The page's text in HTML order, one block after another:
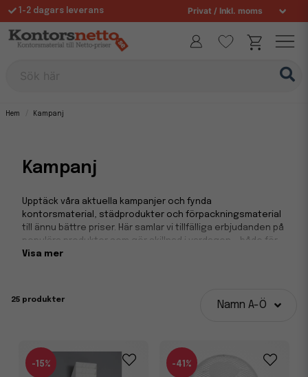
1-2 dagars leverans
Fri frakt över 995 kr
Hem Kampanj
Kampanj
Upptäck våra aktuella kampanjer och fynda
kontorsmaterial, städprodukter och förpackningsmaterial
till ännu bättre priser. Här samlar vi tillfälliga erbjudanden på
populära produkter som gör skillnad i vardagen – både för
företag och privatpersoner. Med rabatterade kampanjvaror
Handla smart och passa på innan varorna tar
det klokt att agera snabbt för att inte missa dina favoriter.
Passa på att komplettera med allt du behöver för kontoret,
lagret eller hemmet och kombinera gärna ditt köp med
Visa mer
25 produkter Namn A-Ö
-15% -41%